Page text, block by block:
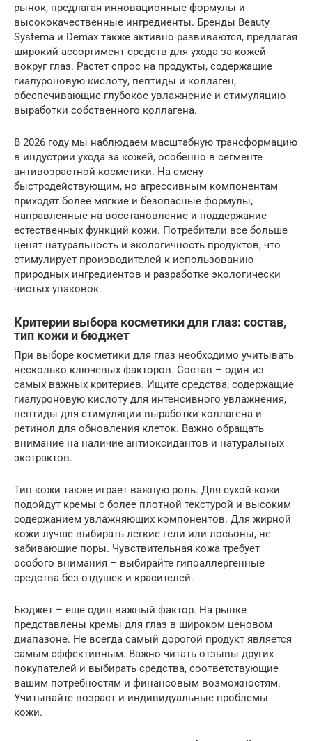
рынок, предлагая инновационные формулы и
высококачественные ингредиенты. Бренды Beauty
Systema и Demax также активно развиваются, предлагая
широкий ассортимент средств для ухода за кожей
вокруг глаз. Растет спрос на продукты, содержащие
гиалуроновую кислоту, пептиды и коллаген,
обеспечивающие глубокое увлажнение и стимуляцию
выработки собственного коллагена.
В 2026 году мы наблюдаем масштабную трансформацию
в индустрии ухода за кожей, особенно в сегменте
антивозрастной косметики. На смену
быстродействующим, но агрессивным компонентам
приходят более мягкие и безопасные формулы,
направленные на восстановление и поддержание
естественных функций кожи. Потребители все больше
ценят натуральность и экологичность продуктов, что
стимулирует производителей к использованию
природных ингредиентов и разработке экологически
чистых упаковок.
Критерии выбора косметики для глаз: состав,
тип кожи и бюджет
При выборе косметики для глаз необходимо учитывать
несколько ключевых факторов. Состав – один из
самых важных критериев. Ищите средства, содержащие
гиалуроновую кислоту для интенсивного увлажнения,
пептиды для стимуляции выработки коллагена и
ретинол для обновления клеток. Важно обращать
внимание на наличие антиоксидантов и натуральных
экстрактов.
Тип кожи также играет важную роль. Для сухой кожи
подойдут кремы с более плотной текстурой и высоким
содержанием увлажняющих компонентов. Для жирной
кожи лучше выбирать легкие гели или лосьоны, не
забивающие поры. Чувствительная кожа требует
особого внимания – выбирайте гипоаллергенные
средства без отдушек и красителей.
Бюджет – еще один важный фактор. На рынке
представлены кремы для глаз в широком ценовом
диапазоне. Не всегда самый дорогой продукт является
самым эффективным. Важно читать отзывы других
покупателей и выбирать средства, соответствующие
вашим потребностям и финансовым возможностям.
Учитывайте возраст и индивидуальные проблемы
кожи.